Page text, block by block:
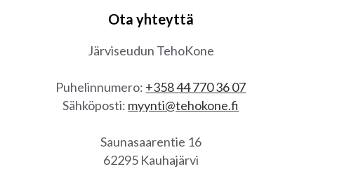
Ota yhteyttä
Järviseudun TehoKone
Puhelinnumero: +358 44 770 36 07
Sähköposti: myynti@tehokone.fi
Saunasaarentie 16
62295 Kauhajärvi